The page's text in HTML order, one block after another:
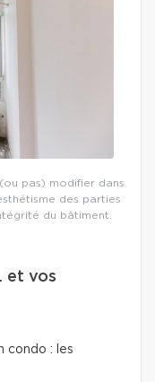
pas) modifier dans
des parties
du bâtiment.
et vos
condo : les